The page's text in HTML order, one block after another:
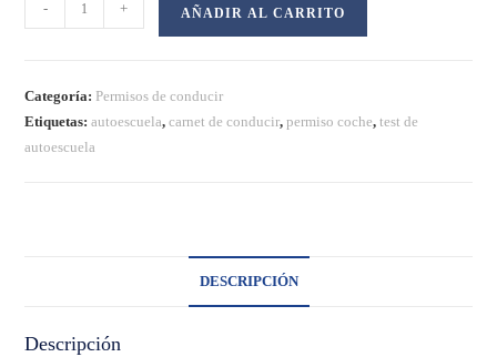
de
5
clases)
- + AÑADIR AL CARRITO
Categoría: Permisos de conducir
Etiquetas:autoescuela,carnet de conducir,permiso coche,test de
autoescuela
DESCRIPCIÓN
Descripción